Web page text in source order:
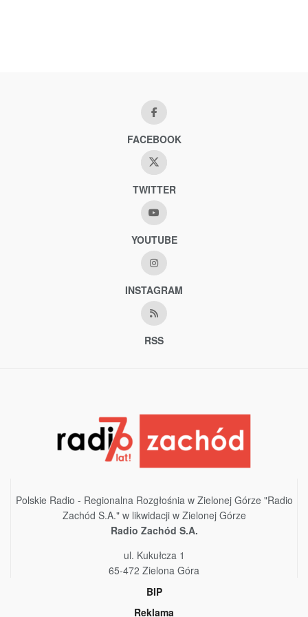
FACEBOOK
TWITTER
YOUTUBE
INSTAGRAM
RSS
Polskie Radio - Regionalna Rozgłośnia w Zielonej Górze "Radio
Zachód S.A." w likwidacji w Zielonej Górze
Radio Zachód S.A.
ul. Kukułcza 1
65-472 Zielona Góra
BIP
Reklama